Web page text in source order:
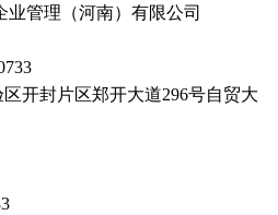
业管理（河南）有限公司
开封片区郑开大道296号自贸大